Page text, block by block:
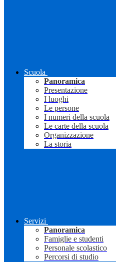
Scuola
Panoramica
Presentazione
I luoghi
Le persone
I numeri della scuola
Le carte della scuola
Organizzazione
La storia
Servizi
Panoramica
Famiglie e studenti
Personale scolastico
Percorsi di studio